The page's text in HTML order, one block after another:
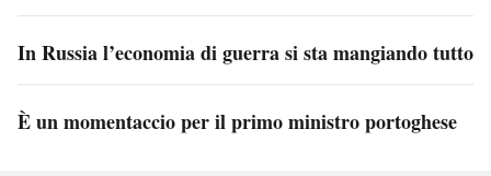
In Russia l’economia di guerra si sta mangiando tutto
È un momentaccio per il primo ministro portoghese